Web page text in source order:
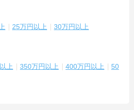
25万円以上 30万円以上
上 350万円以上 400万円以上
50